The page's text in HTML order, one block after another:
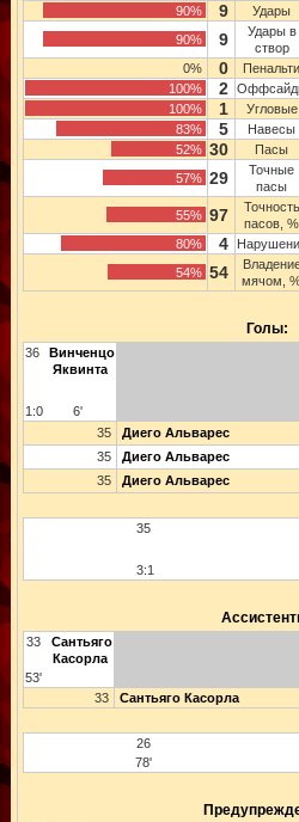
90%
9 Удары
90%
9
Удары в
створ
0%
0 Пенальти
100%
2
100%
1 Угловые
83%
5 Навесы
52% 30 Пасы
57% 29
Точные
пасы
55% 97
Точность
пасов, %
80%
4
54% 54
мячом,
Голы:
36
Винченцо
Яквинта
1:0
6'
35
Диего Альварес
35
Диего Альварес
35
Диего Альварес
35
3:1
33
Сантьяго
Касорла
53'
33
Сантьяго Касорла
26
78'